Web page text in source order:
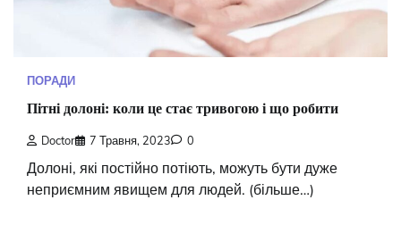
ПОРАДИ
Пітні долоні: коли це стає тривогою і що робити
Doctor 7 Травня, 2023 0
Долоні, які постійно потіють, можуть бути дуже
неприємним явищем для людей. (більше…)